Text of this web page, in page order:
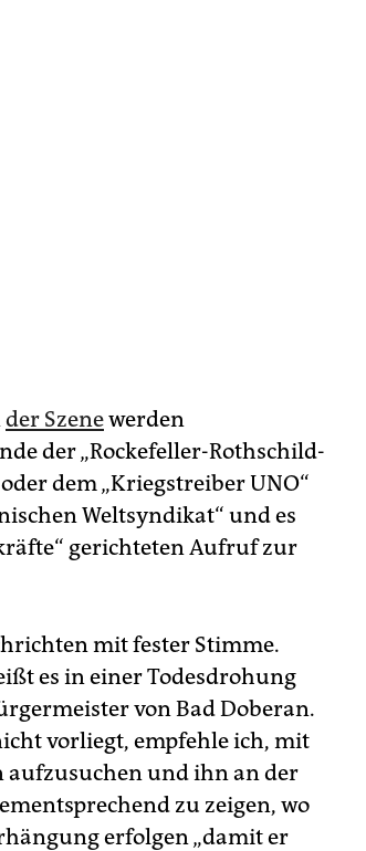
der Szenewerden
der „Rockefeller-Rothschild-
dem „Kriegstreiber UNO“
Weltsyndikat“ und es
gerichteten Aufruf zur
mit fester Stimme.
es in einer Todesdrohung
von Bad Doberan.
vorliegt, empfehle ich, mit
aufzusuchen und ihn an der
zu zeigen, wo
erfolgen „damit er